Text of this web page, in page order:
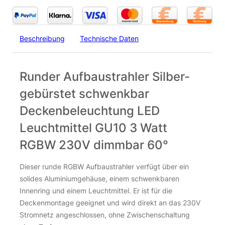
Beschreibung Technische Daten
Runder Aufbaustrahler Silber-
gebürstet schwenkbar
Deckenbeleuchtung LED
Leuchtmittel GU10 3 Watt
RGBW 230V dimmbar 60°
Dieser runde RGBW Aufbaustrahler verfügt über ein
solides Aluminiumgehäuse, einem schwenkbaren
Innenring und einem Leuchtmittel. Er ist für die
Deckenmontage geeignet und wird direkt an das 230V
Stromnetz angeschlossen, ohne Zwischenschaltung